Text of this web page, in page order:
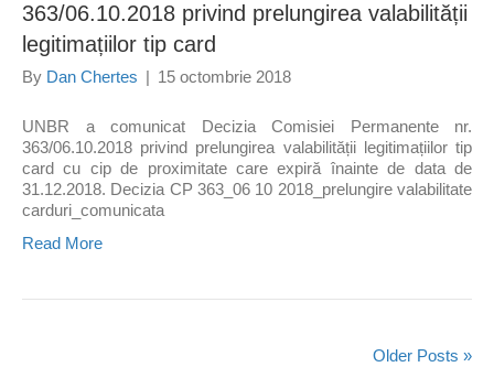
363/06.10.2018 privind prelungirea valabilității
legitimațiilor tip card
By Dan Chertes | 15 octombrie 2018
UNBR a comunicat Decizia Comisiei Permanente nr.
363/06.10.2018 privind prelungirea valabilității legitimațiilor tip
card cu cip de proximitate care expiră înainte de data de
31.12.2018. Decizia CP 363_06 10 2018_prelungire valabilitate
carduri_comunicata
Read More
Older Posts »